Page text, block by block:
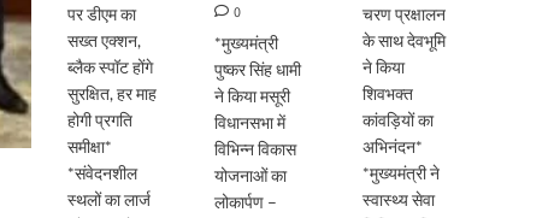
पर डीएम का
सख्त एक्शन,
ब्लैक स्पॉट होंगे
सुरक्षित, हर माह
होगी प्रगति
समीक्षा*
*संवेदनशील
स्थलों का लार्ज
0
*मुख्यमंत्री
पुष्कर सिंह धामी
ने किया मसूरी
विधानसभा में
विभिन्न विकास
योजनाओं का
लोकार्पण –
चरण प्रक्षालन
के साथ देवभूमि
ने किया
शिवभक्त
कांवड़ियों का
अभिनंदन*
*मुख्यमंत्री ने
स्वास्थ्य सेवा